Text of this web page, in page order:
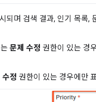
되며 검색 결과, 인기 목록,
문제 수정 권한이 있는 경
수정 권한이 있는 경우에만